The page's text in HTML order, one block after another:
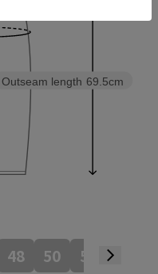
Outseam length 69.5cm
48 50 52